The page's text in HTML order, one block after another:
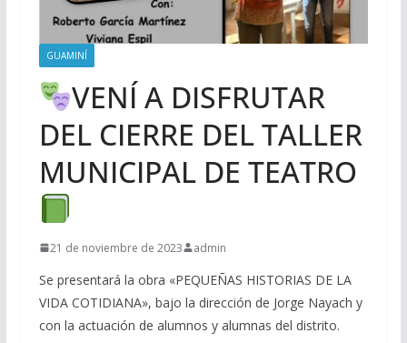
GUAMINÍ
VENÍ A DISFRUTAR
DEL CIERRE DEL TALLER
MUNICIPAL DE TEATRO
21 de noviembre de 2023 admin
Se presentará la obra «PEQUEÑAS HISTORIAS DE LA
VIDA COTIDIANA», bajo la dirección de Jorge Nayach y
con la actuación de alumnos y alumnas del distrito.